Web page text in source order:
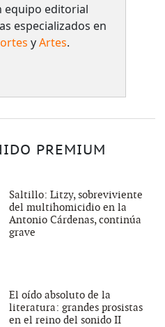
equipo editorial
especializados en
yArtes.
PREMIUM
Saltillo: Litzy, sobreviviente
del multihomicidio en la
Antonio Cárdenas, continúa
grave
El oído absoluto de la
literatura: grandes prosistas
en el reino del sonido II